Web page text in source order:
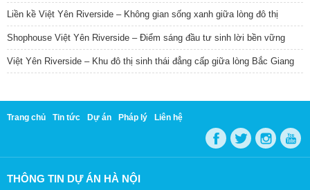
Liền kề Việt Yên Riverside – Không gian sống xanh giữa lòng đô thị
Shophouse Việt Yên Riverside – Điểm sáng đầu tư sinh lời bền vững
Việt Yên Riverside – Khu đô thị sinh thái đẳng cấp giữa lòng Bắc Giang
Trang chủ Tin tức Dự án Pháp lý Liên hệ
THÔNG TIN DỰ ÁN HÀ NỘI